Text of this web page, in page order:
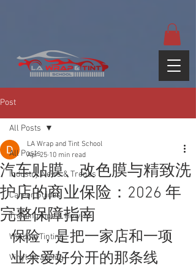
Post
All Posts
Industry News & Trends
Career Guides
Training Tips & How-To
Window Tinting
Vinyl Wrapping
All Posts
汽车贴膜、改色膜与精致洗
护店的商业保险：2026 年
完整保障指南
LA Wrap and Tint School
Apr 25 10 min read
保险，是把一家店和一项
业余爱好分开的那条线